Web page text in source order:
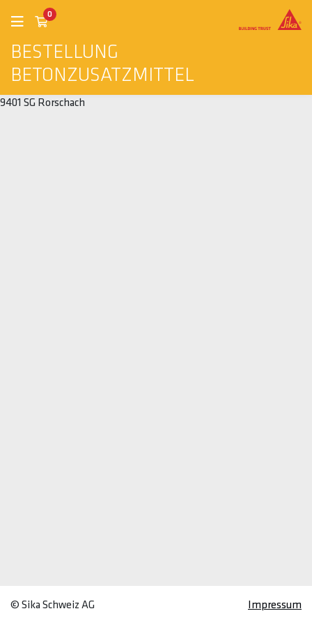
BESTELLUNG
BETONZUSATZMITTEL
0
9401 SG Rorschach
© Sika Schweiz AG Impressum